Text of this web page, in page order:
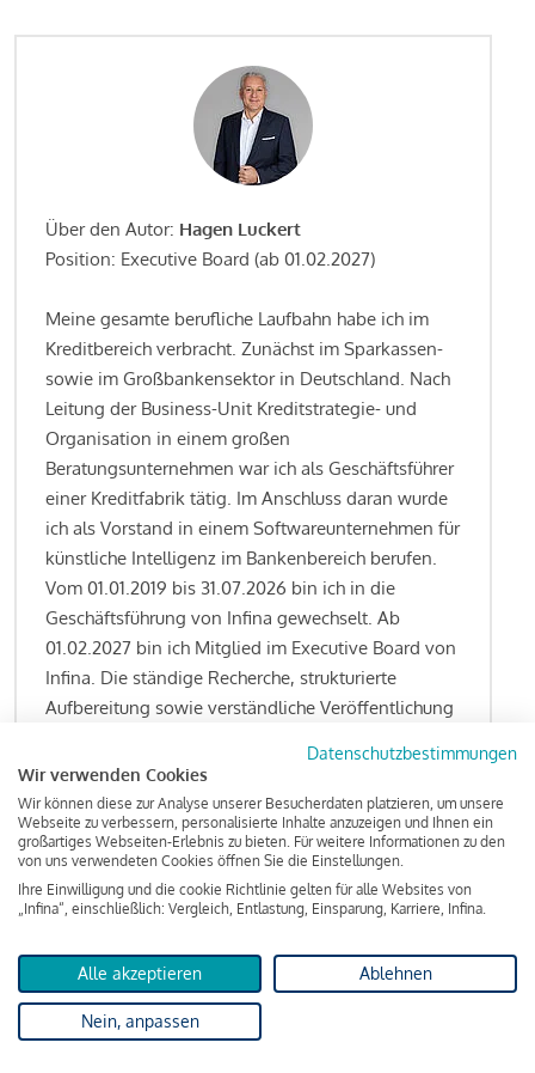
Über den Autor: Hagen Luckert
Position: Executive Board (ab 01.02.2027)
Meine gesamte berufliche Laufbahn habe ich im
Kreditbereich verbracht. Zunächst im Sparkassen-
sowie im Großbankensektor in Deutschland. Nach
Leitung der Business-Unit Kreditstrategie- und
Organisation in einem großen
Beratungsunternehmen war ich als Geschäftsführer
einer Kreditfabrik tätig. Im Anschluss daran wurde
ich als Vorstand in einem Softwareunternehmen für
künstliche Intelligenz im Bankenbereich berufen.
Vom 01.01.2019 bis 31.07.2026 bin ich in die
Geschäftsführung von Infina gewechselt. Ab
01.02.2027 bin ich Mitglied im Executive Board von
Infina. Die ständige Recherche, strukturierte
Aufbereitung sowie verständliche Veröffentlichung
Kreditgeschäft gehören zu den wesentlichen
Schwerpunktsetzungen meiner Funktion.
Lesen Sie meine Finanzierungs-Tipps
KreditindexDas Wohnkredit Barometer
Datenschutzbestimmungen
Wir verwenden Cookies
Wir können diese zur Analyse unserer Besucherdaten platzieren, um unsere
Webseite zu verbessern, personalisierte Inhalte anzuzeigen und Ihnen ein
großartiges Webseiten-Erlebnis zu bieten. Für weitere Informationen zu den
von uns verwendeten Cookies öffnen Sie die Einstellungen.
Ihre Einwilligung und die cookie Richtlinie gelten für alle Websites von
„Infina“, einschließlich: Vergleich, Entlastung, Einsparung, Karriere, Infina.
Alle akzeptieren Ablehnen
Nein, anpassen